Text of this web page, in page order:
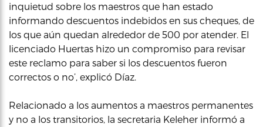
inquietud sobre los maestros que han estado
informando descuentos indebidos en sus cheques, de
los que aún quedan alrededor de 500 por atender. El
licenciado Huertas hizo un compromiso para revisar
este reclamo para saber si los descuentos fueron
correctos o no’, explicó Díaz.
Relacionado a los aumentos a maestros permanentes
y no a los transitorios, la secretaria Keleher informó a